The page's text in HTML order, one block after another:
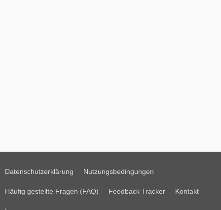
Datenschutzerklärung Nutzungsbedingungen
Häufig gestellte Fragen (FAQ) Feedback Tracker Kontakt